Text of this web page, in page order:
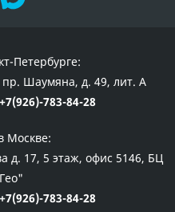
Петербурге:
пр. Шаумяна, д. 49, лит. А
+7(926)-783-84-28
Москве:
д. 17, 5 этаж, офис 5146, БЦ
+7(926)-783-84-28